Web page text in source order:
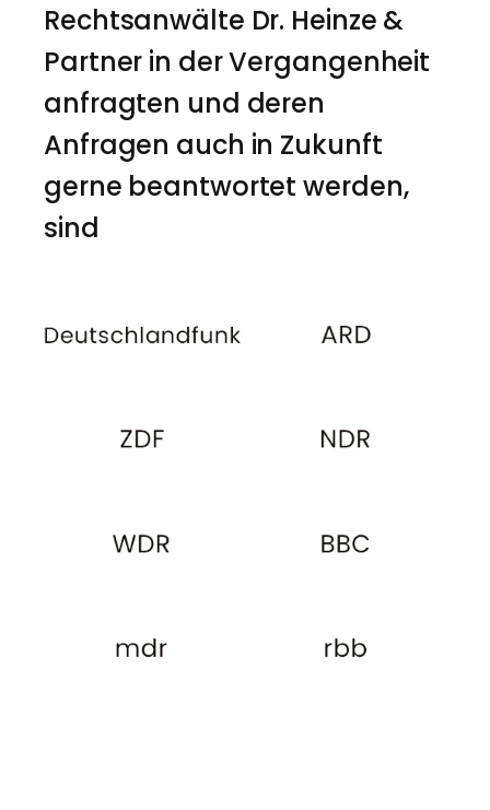
Rechtsanwälte Dr. Heinze &
Partner in der Vergangenheit
anfragten und deren
Anfragen auch in Zukunft
gerne beantwortet werden,
sind